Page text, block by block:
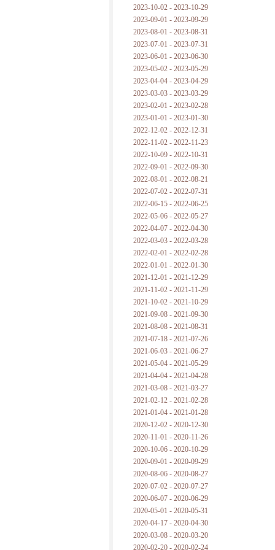
2023-10-02 - 2023-10-29
2023-09-01 - 2023-09-29
2023-08-01 - 2023-08-31
2023-07-01 - 2023-07-31
2023-06-01 - 2023-06-30
2023-05-02 - 2023-05-29
2023-04-04 - 2023-04-29
2023-03-03 - 2023-03-29
2023-02-01 - 2023-02-28
2023-01-01 - 2023-01-30
2022-12-02 - 2022-12-31
2022-11-02 - 2022-11-23
2022-10-09 - 2022-10-31
2022-09-01 - 2022-09-30
2022-08-01 - 2022-08-21
2022-07-02 - 2022-07-31
2022-06-15 - 2022-06-25
2022-05-06 - 2022-05-27
2022-04-07 - 2022-04-30
2022-03-03 - 2022-03-28
2022-02-01 - 2022-02-28
2022-01-01 - 2022-01-30
2021-12-01 - 2021-12-29
2021-11-02 - 2021-11-29
2021-10-02 - 2021-10-29
2021-09-08 - 2021-09-30
2021-08-08 - 2021-08-31
2021-07-18 - 2021-07-26
2021-06-03 - 2021-06-27
2021-05-04 - 2021-05-29
2021-04-04 - 2021-04-28
2021-03-08 - 2021-03-27
2021-02-12 - 2021-02-28
2021-01-04 - 2021-01-28
2020-12-02 - 2020-12-30
2020-11-01 - 2020-11-26
2020-10-06 - 2020-10-29
2020-09-01 - 2020-09-29
2020-08-06 - 2020-08-27
2020-07-02 - 2020-07-27
2020-06-07 - 2020-06-29
2020-05-01 - 2020-05-31
2020-04-17 - 2020-04-30
2020-03-08 - 2020-03-20
2020-02-20 - 2020-02-24